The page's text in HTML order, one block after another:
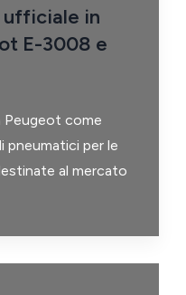
in
E-3008 e
Peugeot come
pneumatici per le
al mercato